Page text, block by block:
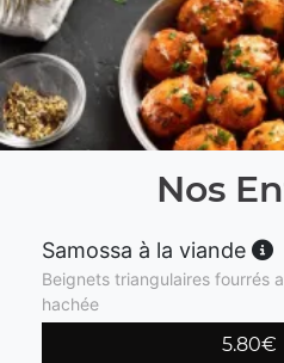
Nos
Samossa à la viande
Beignets triangulaires fourrés
hachée
5.80€